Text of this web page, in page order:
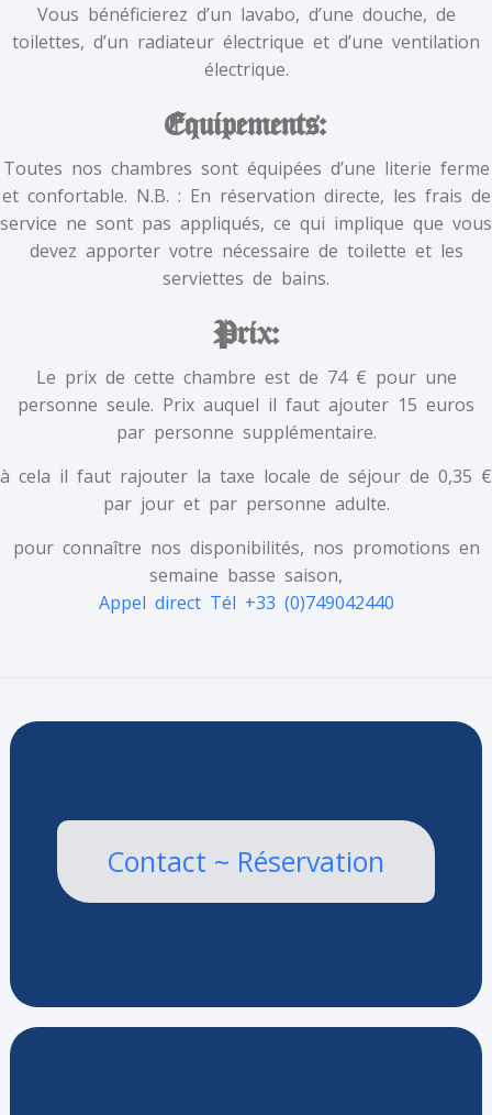
Vous bénéficierez d’un lavabo, d’une douche, de
toilettes, d’un radiateur électrique et d’une ventilation
électrique.
Equipements:
Toutes nos chambres sont équipées d’une literie ferme
et confortable. N.B. : En réservation directe, les frais de
service ne sont pas appliqués, ce qui implique que vous
devez apporter votre nécessaire de toilette et les
serviettes de bains.
Prix:
Le prix de cette chambre est de 74 € pour une
personne seule. Prix auquel il faut ajouter 15 euros
par personne supplémentaire.
à cela il faut rajouter la taxe locale de séjour de 0,35 €
par jour et par personne adulte.
pour connaître nos disponibilités, nos promotions en
semaine basse saison,
Appel direct Tél +33 (0)749042440
Contact ~ Réservation